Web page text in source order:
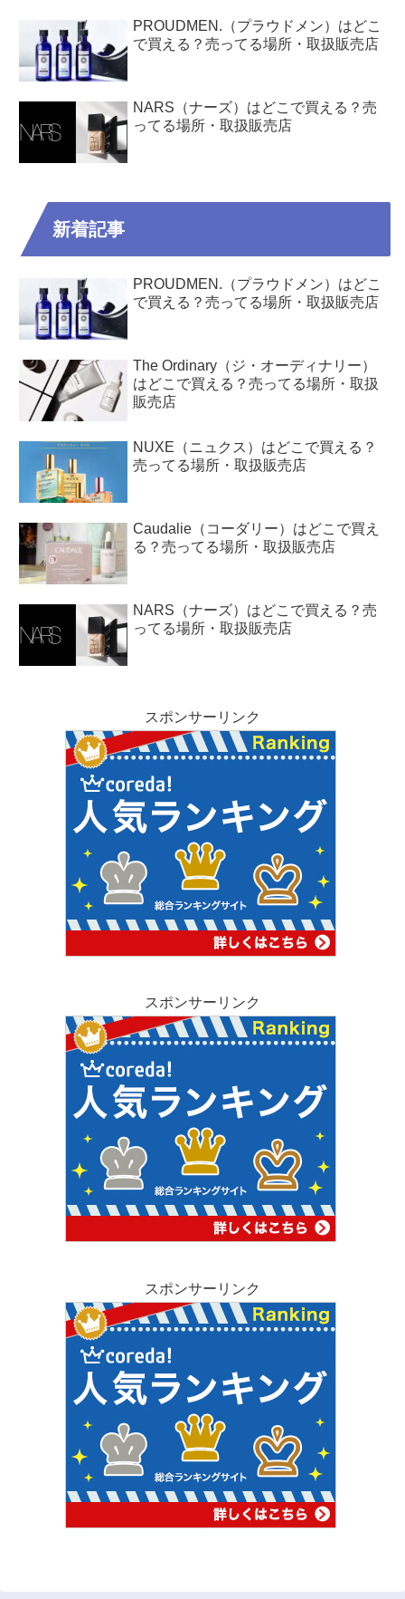
PROUDMEN.（プラウドメン）はどこ
で買える？売ってる場所・取扱販売店
NARS（ナーズ）はどこで買える？売
ってる場所・取扱販売店
新着記事
PROUDMEN.（プラウドメン）はどこ
で買える？売ってる場所・取扱販売店
The Ordinary（ジ・オーディナリー）
はどこで買える？売ってる場所・取扱
販売店
NUXE（ニュクス）はどこで買える？
売ってる場所・取扱販売店
Caudalie（コーダリー）はどこで買え
る？売ってる場所・取扱販売店
NARS（ナーズ）はどこで買える？売
ってる場所・取扱販売店
スポンサーリンク
スポンサーリンク
スポンサーリンク